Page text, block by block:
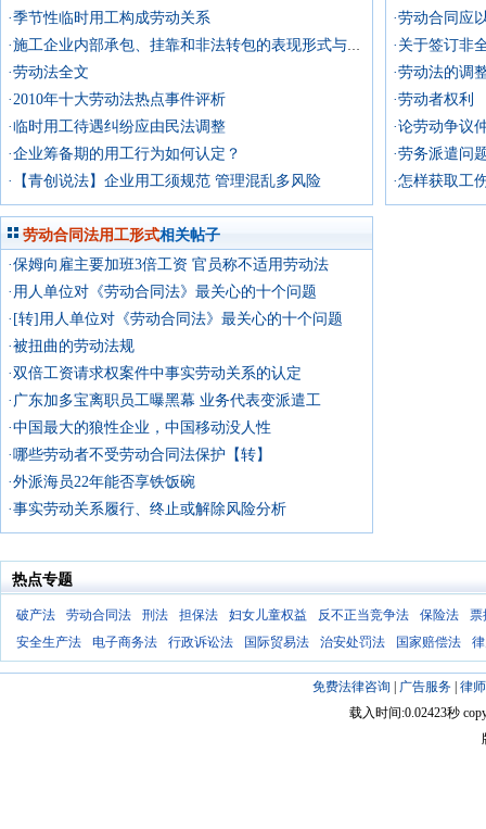
·季节性临时用工构成劳动关系
·施工企业内部承包、挂靠和非法转包的表现形式与法律责任研究
·劳动法全文
·2010年十大劳动法热点事件评析
·临时用工待遇纠纷应由民法调整
·企业筹备期的用工行为如何认定？
·【青创说法】企业用工须规范 管理混乱多风险
·劳动合同应
·关于签订非
·劳动法的调
·劳动者权利
·论劳动争议
·劳务派遣问
·怎样获取工
劳动合同法用工形式相关帖子
·保姆向雇主要加班3倍工资 官员称不适用劳动法
·用人单位对《劳动合同法》最关心的十个问题
·[转]用人单位对《劳动合同法》最关心的十个问题
·被扭曲的劳动法规
·双倍工资请求权案件中事实劳动关系的认定
·广东加多宝离职员工曝黑幕 业务代表变派遣工
·中国最大的狼性企业，中国移动没人性
·哪些劳动者不受劳动合同法保护【转】
·外派海员22年能否享铁饭碗
·事实劳动关系履行、终止或解除风险分析
热点专题
破产法 劳动合同法 刑法 担保法 妇女儿童权益 反不正当竞争法 保险法
票
安全生产法
电子商务法 行政诉讼法 国际贸易法 治安处罚法 国家赔偿法
免费法律咨询 广告服务| 律
载入时间:0.02423秒